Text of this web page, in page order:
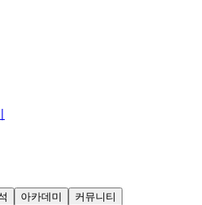
아카데미 커뮤니티